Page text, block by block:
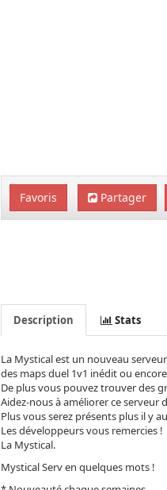
Favoris Partager
Description Stats
La Mystical est un nouveau
des maps duel 1v1 inédit ou
De plus vous pouvez trouver des
Aidez-nous à améliorer ce serveur
Plus vous serez présents plus il y
Les développeurs vous remercies !
La Mystical.
Mystical Serv en quelques mots !